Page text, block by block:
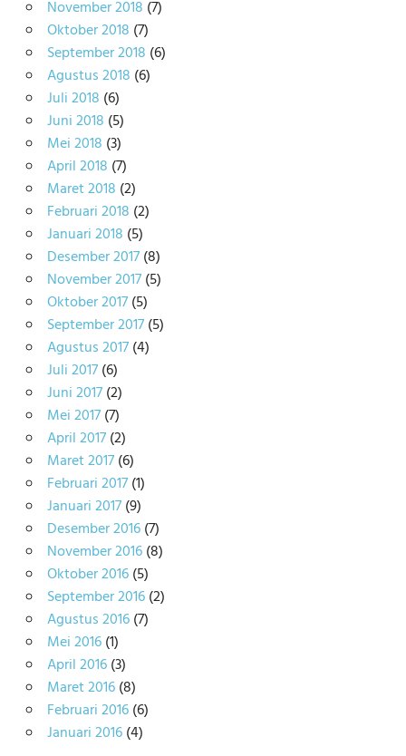
November 2018 (7)
Oktober 2018 (7)
September 2018 (6)
Agustus 2018 (6)
Juli 2018 (6)
Juni 2018 (5)
Mei 2018 (3)
April 2018 (7)
Maret 2018 (2)
Februari 2018 (2)
Januari 2018 (5)
Desember 2017(8)
November 2017(5)
Oktober 2017(5)
September 2017(5)
Agustus 2017(4)
Juli 2017(6)
Juni 2017(2)
Mei 2017(7)
April 2017(2)
Maret 2017(6)
Februari 2017(1)
Januari 2017(9)
Desember 2016(7)
November 2016(8)
Oktober 2016(5)
September 2016(2)
Agustus 2016(7)
Mei 2016(1)
April 2016(3)
Maret 2016(8)
Februari 2016(6)
Januari 2016(4)